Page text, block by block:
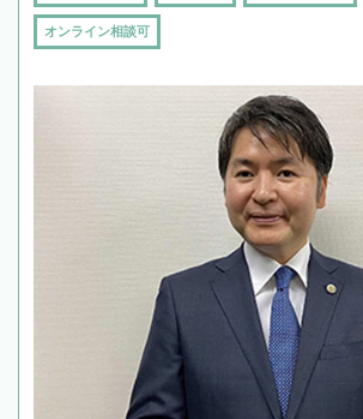
オンライン相談可